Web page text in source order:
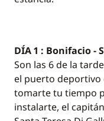
DÍA 1 : Bonifacio -
Son las 6 de la
el puerto deportivo
tomarte tu tiempo
instalarte, el